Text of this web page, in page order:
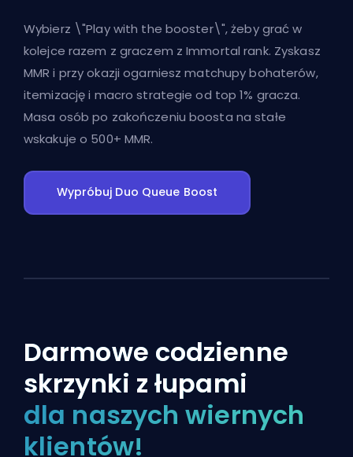
Wybierz \"Play with the booster\", żeby grać w
kolejce razem z graczem z Immortal rank. Zyskasz
MMR i przy okazji ogarniesz matchupy bohaterów,
itemizację i macro strategie od top 1% gracza.
Masa osób po zakończeniu boosta na stałe
wskakuje o 500+ MMR.
Wypróbuj Duo Queue Boost
Darmowe codzienne
skrzynki z łupami
dla naszych wiernych
klientów!